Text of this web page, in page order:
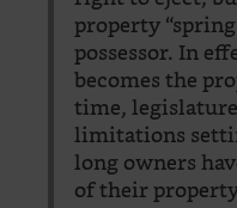
property
possessor. In
becomes the
time,
limitations
long owners
of their